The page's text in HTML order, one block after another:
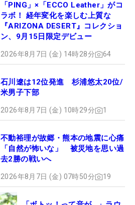
「PING」×「ECCO Leather」がコ
ラボ！ 経年変化を楽しむ上質な
『ARIZONA DESERT』コレクショ
ン、9月15日限定デビュー
2026年8月7日 (金) 14時28分 64
石川遼は12位発進 杉浦悠太20位/
米男子下部
2026年8月7日 (金) 10時29分 1
不動裕理が故郷・熊本の地震に心痛
「自然が怖いな」 被災地を思い過
去2勝の戦いへ
2026年8月7日 (金) 07時50分 19